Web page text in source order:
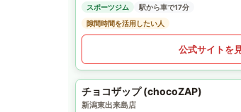
スポーツジム
駅から車で17分
隙間時間を活用したい人
公式サイトを
チョコザップ (chocoZAP)
新潟東出来島店